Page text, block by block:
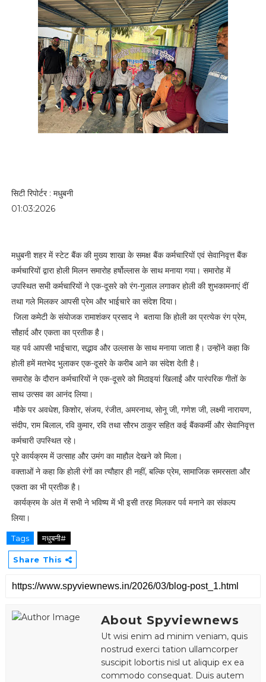
सिटी रिपोर्टर : मधुबनी
01:03:2026
मधुबनी शहर में स्टेट बैंक की मुख्य शाखा के समक्ष बैंक कर्मचारियों एवं सेवानिवृत्त बैंक
कर्मचारियों द्वारा होली मिलन समारोह हर्षोल्लास के साथ मनाया गया। समारोह में
उपस्थित सभी कर्मचारियों ने एक-दूसरे को रंग-गुलाल लगाकर होली की शुभकामनाएं दीं
तथा गले मिलकर आपसी प्रेम और भाईचारे का संदेश दिया।
जिला कमेटी के संयोजक रामाशंकर प्रसाद ने बताया कि होली का प्रत्येक रंग प्रेम,
सौहार्द और एकता का प्रतीक है।
यह पर्व आपसी भाईचारा, सद्भाव और उल्लास के साथ मनाया जाता है। उन्होंने कहा कि
होली हमें मतभेद भुलाकर एक-दूसरे के करीब आने का संदेश देती है।
समारोह के दौरान कर्मचारियों ने एक-दूसरे को मिठाइयां खिलाईं और पारंपरिक गीतों के
साथ उत्सव का आनंद लिया।
मौके पर अवधेश, किशोर, संजय, रंजीत, अमरनाथ, सोनू जी, गणेश जी, लक्ष्मी नारायण,
संदीप, राम बिलाल, रवि कुमार, रवि तथा सौरभ ठाकुर सहित कई बैंककर्मी और सेवानिवृत्त
कर्मचारी उपस्थित रहे।
पूरे कार्यक्रम में उत्साह और उमंग का माहौल देखने को मिला।
वक्ताओं ने कहा कि होली रंगों का त्यौहार ही नहीं, बल्कि प्रेम, सामाजिक समरसता और
एकता का भी प्रतीक है।
कार्यक्रम के अंत में सभी ने भविष्य में भी इसी तरह मिलकर पर्व मनाने का संकल्प
लिया।
Tags मधुबनी#
Share This
About Spyviewnews
Ut wisi enim ad minim veniam, quis
nostrud exerci tation ullamcorper
suscipit lobortis nisl ut aliquip ex ea
commodo consequat. Duis autem